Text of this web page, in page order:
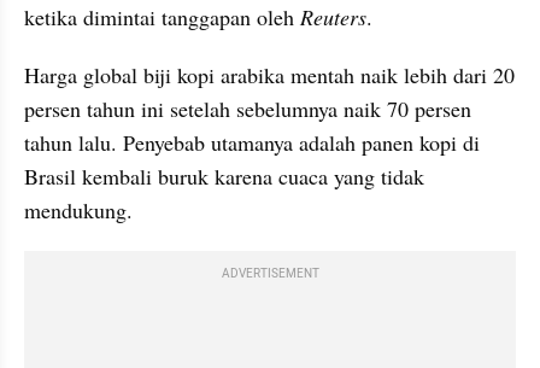
ketika dimintai tanggapan oleh Reuters.
Harga global biji kopi arabika mentah naik lebih dari 20
persen tahun ini setelah sebelumnya naik 70 persen
tahun lalu. Penyebab utamanya adalah panen kopi di
Brasil kembali buruk karena cuaca yang tidak
mendukung.
ADVERTISEMENT